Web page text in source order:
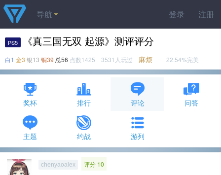
登录 注册
导航
PS5 《真三国无双 起源》测评评分
白1 金3 银13 铜39 总56 点数1425 3531人玩过 麻烦 22.54%完美
奖杯 排行 评论 问答
主题 约战 游列
chenyaoalex 评分 10